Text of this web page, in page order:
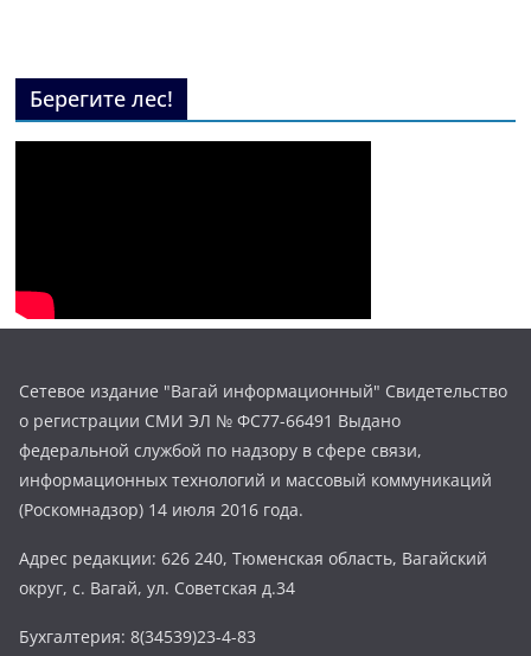
Берегите лес!
Сетевое издание "Вагай информационный" Свидетельство
о регистрации СМИ ЭЛ № ФС77-66491 Выдано
федеральной службой по надзору в сфере связи,
информационных технологий и массовый коммуникаций
(Роскомнадзор) 14 июля 2016 года.
Адрес редакции: 626 240, Тюменская область, Вагайский
округ, с. Вагай, ул. Советская д.34
Бухгалтерия: 8(34539)23-4-83